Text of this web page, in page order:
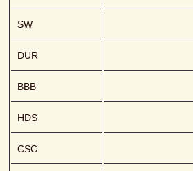
SW
DUR
BBB
HDS
CSC